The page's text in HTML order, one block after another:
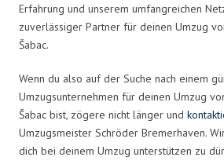
Erfahrung und unserem umfangreichen
zuverlässiger Partner für deinen Umzug
Šabac.
Wenn du also auf der Suche nach einem
Umzugsunternehmen für deinen Umzug
Šabac bist, zögere nicht länger und
Umzugsmeister Schröder Bremerhaven.
dich bei deinem Umzug unterstützen zu